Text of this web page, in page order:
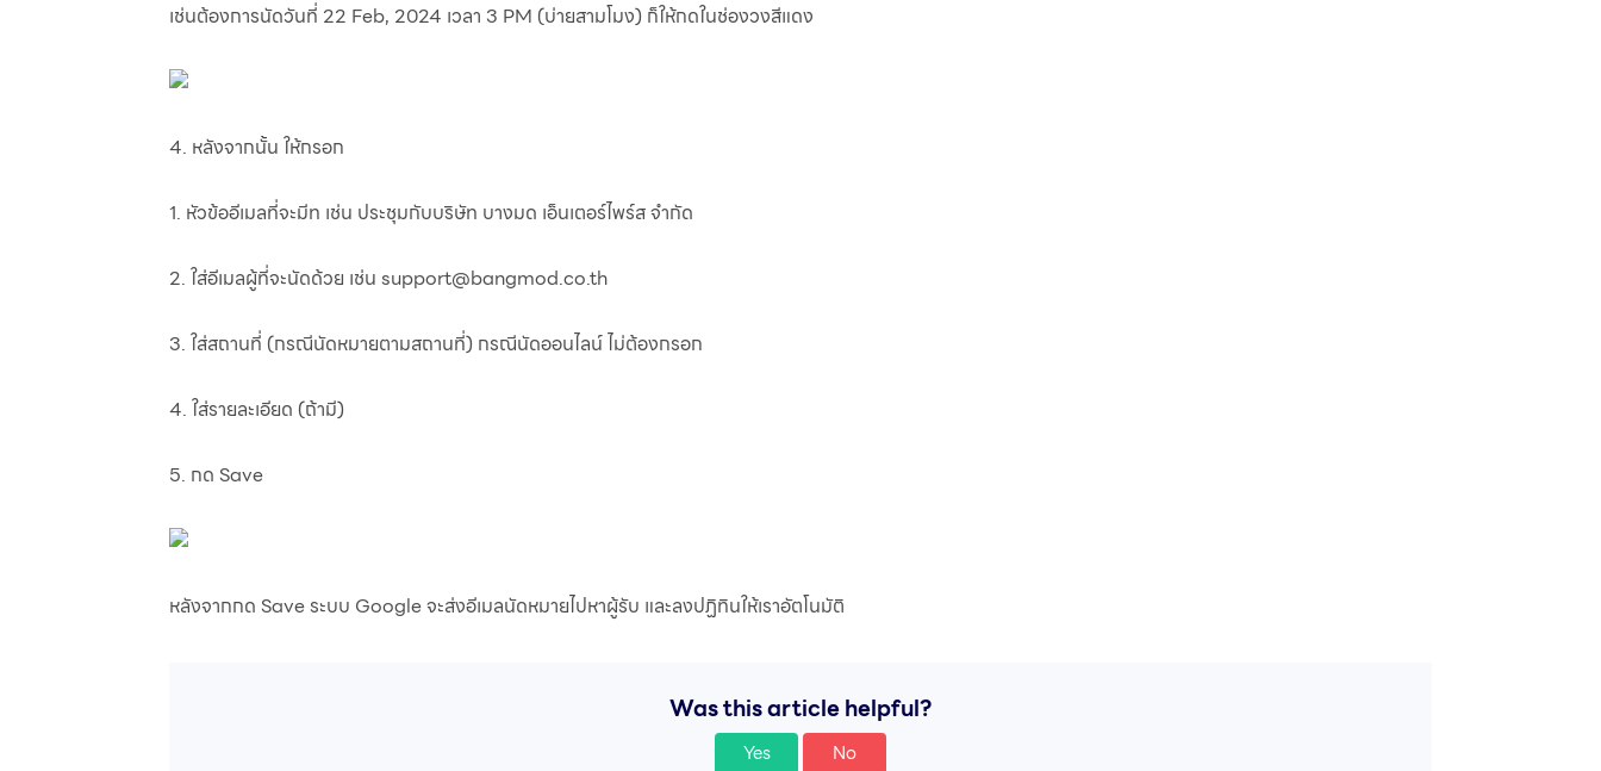
เช่นต้องการนัดวันที่ 22 Feb, 2024 เวลา 3 PM (บ่ายสามโมง) ก็ให้กดในช่องวงสีแดง
4. หลังจากนั้น ให้กรอก
1. หัวข้ออีเมลที่จะมีท เช่น ประชุมกับบริษัท บางมด เอ็นเตอร์ไพร์ส จำกัด
2. ใส่อีเมลผู้ที่จะนัดด้วย เช่น support@bangmod.co.th
3. ใส่สถานที่ (กรณีนัดหมายตามสถานที่) กรณีนัดออนไลน์ ไม่ต้องกรอก
4. ใส่รายละเอียด (ถ้ามี)
5. กด Save
หลังจากกด Save ระบบ Google จะส่งอีเมลนัดหมายไปหาผู้รับ และลงปฏิทินให้เราอัตโนมัติ
Was this article helpful?
Yes No